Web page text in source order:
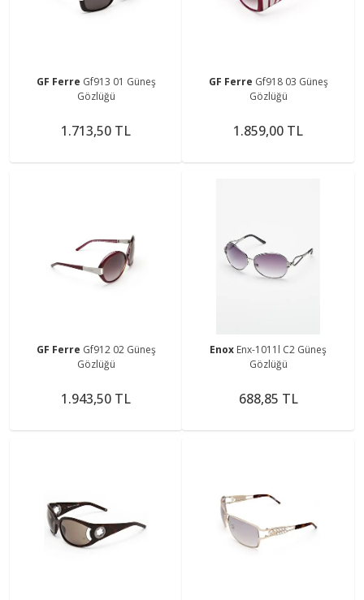
GF Ferre Gf913 01 Güneş
Gözlüğü
1.713,50 TL
GF Ferre Gf918 03 Güneş
Gözlüğü
1.859,00 TL
GF Ferre Gf912 02 Güneş
Gözlüğü
1.943,50 TL
Enox Enx-1011l C2 Güneş
Gözlüğü
688,85 TL